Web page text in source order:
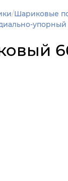
Шариковые